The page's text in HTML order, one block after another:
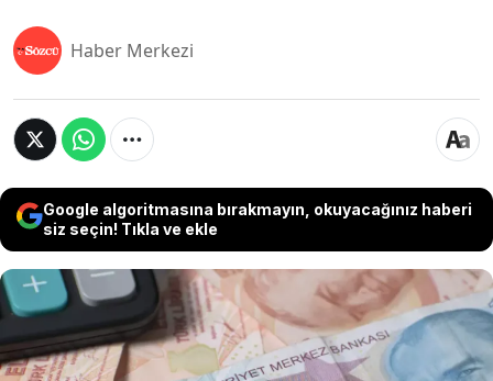
Haber Merkezi
Google algoritmasına bırakmayın, okuyacağınız haberi
siz seçin! Tıkla ve ekle
Ziraat Bankası, Halkbank ve VakıfBank, hesap
sahiplerini yakından ilgilendiren kritik bir